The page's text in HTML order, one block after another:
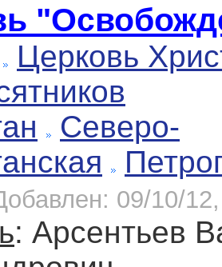
Церковь
Северо-
09/10/
: Арсентьев